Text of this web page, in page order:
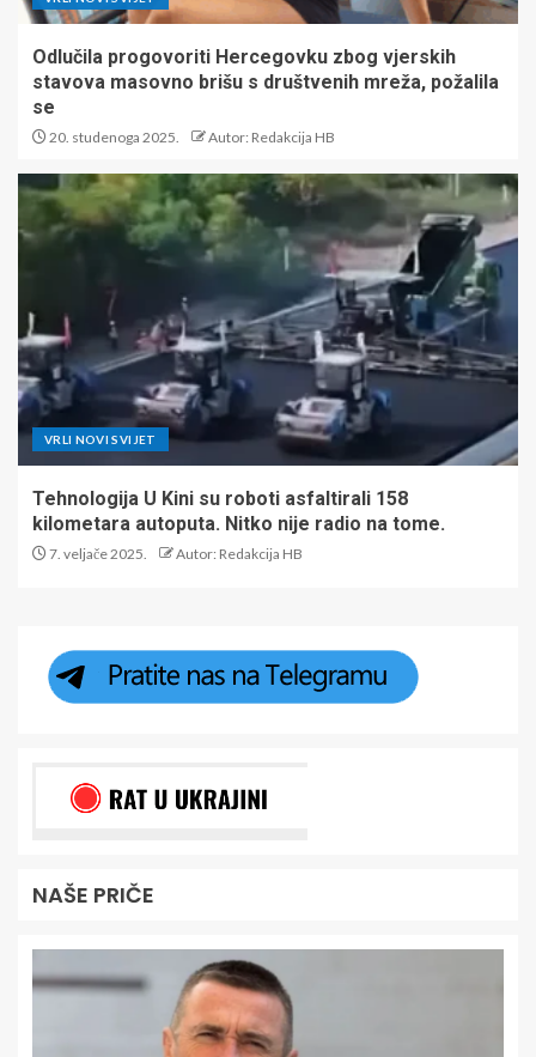
Odlučila progovoriti Hercegovku zbog vjerskih
stavova masovno brišu s društvenih mreža, požalila
se
20. studenoga 2025. Autor: Redakcija HB
VRLI NOVI SVIJET
Tehnologija U Kini su roboti asfaltirali 158
kilometara autoputa. Nitko nije radio na tome.
7. veljače 2025. Autor: Redakcija HB
NAŠE PRIČE